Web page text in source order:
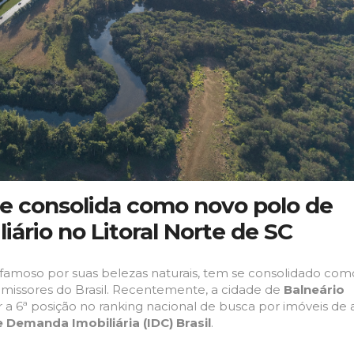
consolida como novo polo de
no Litoral Norte de SC
por suas belezas naturais, tem se consolidado
do Brasil. Recentemente, a cidade de Balneário
6ª posição no ranking nacional de busca por imóveis de
Demanda Imobiliária (IDC) Brasil.